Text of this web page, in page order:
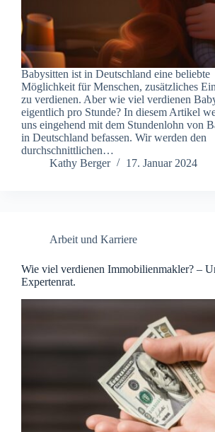
Babysitten ist in Deutschland eine beliebte
Möglichkeit für Menschen, zusätzliches
zu verdienen. Aber wie viel verdienen
eigentlich pro Stunde? In diesem Artikel
uns eingehend mit dem Stundenlohn von
in Deutschland befassen. Wir werden den
durchschnittlichen…
Kathy Berger
17. Januar 2024
Arbeit und Karriere
Wie viel verdienen Immobilienmakler? –
Expertenrat.